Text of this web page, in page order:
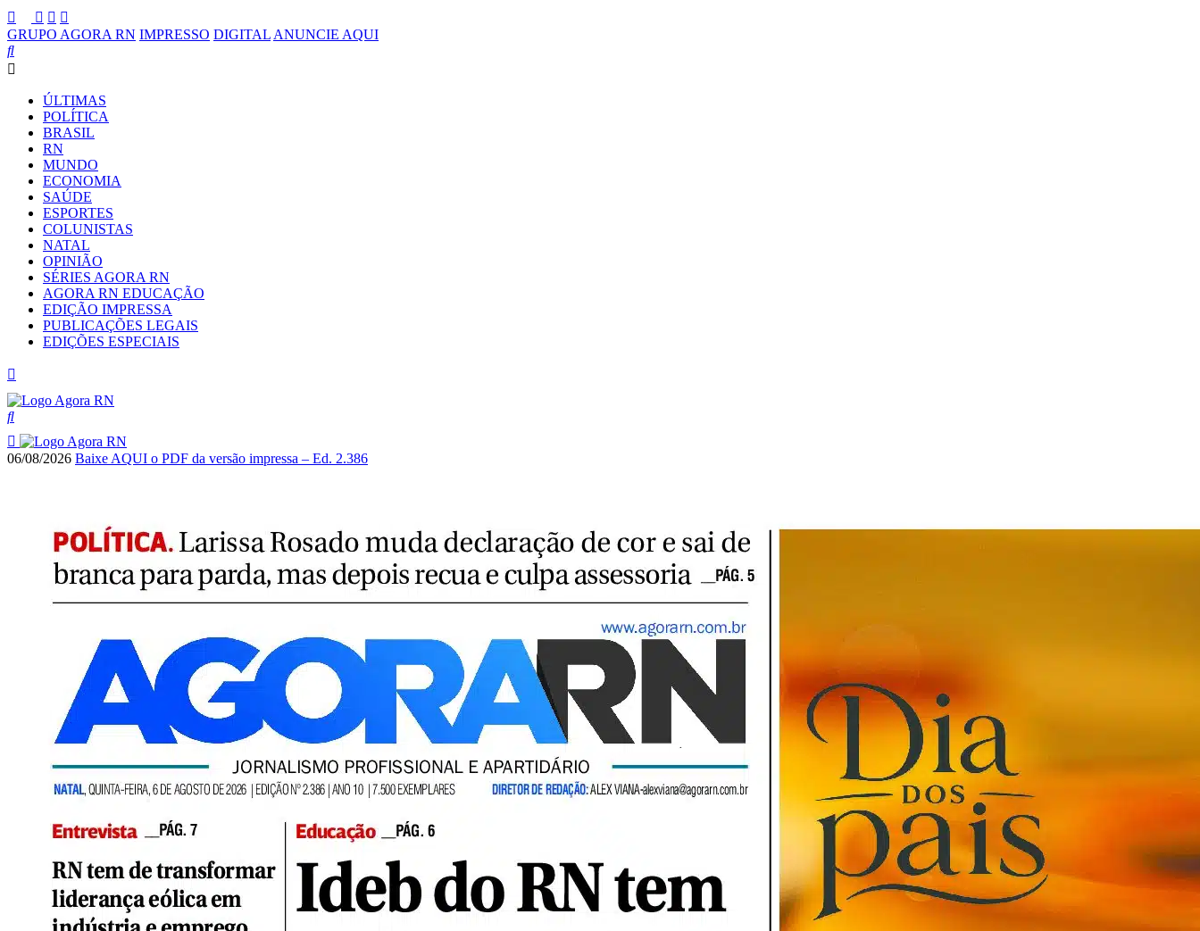
GRUPO AGORA RN IMPRESSO DIGITAL ANUNCIE AQUI
ÚLTIMAS
POLÍTICA
BRASIL
RN
MUNDO
ECONOMIA
SAÚDE
ESPORTES
COLUNISTAS
NATAL
OPINIÃO
SÉRIES AGORA RN
AGORA RN EDUCAÇÃO
EDIÇÃO IMPRESSA
PUBLICAÇÕES LEGAIS
EDIÇÕES ESPECIAIS
06/08/2026 Baixe AQUI o PDF da versão impressa – Ed. 2.386